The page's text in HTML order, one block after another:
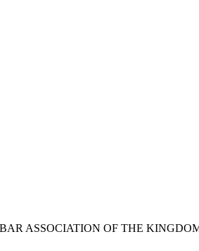
ASSOCIATION OF THE